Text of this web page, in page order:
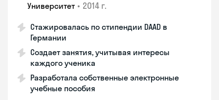
Университет • 2014 г.
Стажировалась по стипендии DAAD в
Германии
Создает занятия, учитывая интересы
каждого ученика
Разработала собственные электронные
учебные пособия